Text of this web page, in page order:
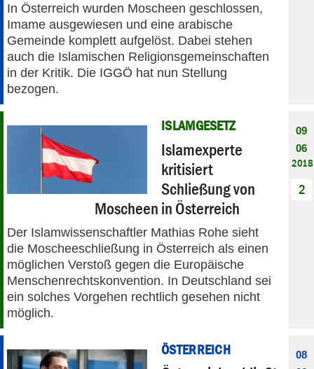
In Österreich wurden Moscheen geschlossen,
Imame ausgewiesen und eine arabische
Gemeinde komplett aufgelöst. Dabei stehen
auch die Islamischen Religionsgemeinschaften
in der Kritik. Die IGGÖ hat nun Stellung
bezogen.
ISLAMGESETZ
Islamexperte
kritisiert
Schließung von
Moscheen in Österreich
Der Islamwissenschaftler Mathias Rohe sieht
die Moscheeschließung in Österreich als einen
möglichen Verstoß gegen die Europäische
Menschenrechtskonvention. In Deutschland sei
ein solches Vorgehen rechtlich gesehen nicht
möglich.
09
06
2018
2
ÖSTERREICH
08